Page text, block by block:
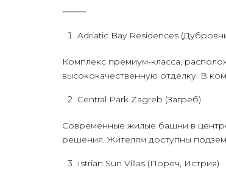
⸻
Adriatic Bay Residences
Комплекс премиум-класса,
высококачественную отделку. В
Central Park Zagreb (Загреб)
Современные жилые башни в
решения. Жителям доступны
Istrian Sun Villas (Пореч, Истрия)